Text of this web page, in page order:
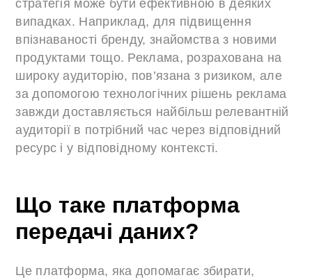
стратегія може бути ефективною в деяких
випадках. Наприклад, для підвищення
впізнаваності бренду, знайомства з новими
продуктами тощо. Реклама, розрахована на
широку аудиторію, пов’язана з ризиком, але
за допомогою технологічних рішень реклама
завжди доставляється найбільш релевантній
аудиторії в потрібний час через відповідний
ресурс і у відповідному контексті.
Що таке платформа
передачі даних?
Це платформа, яка допомагає збирати,